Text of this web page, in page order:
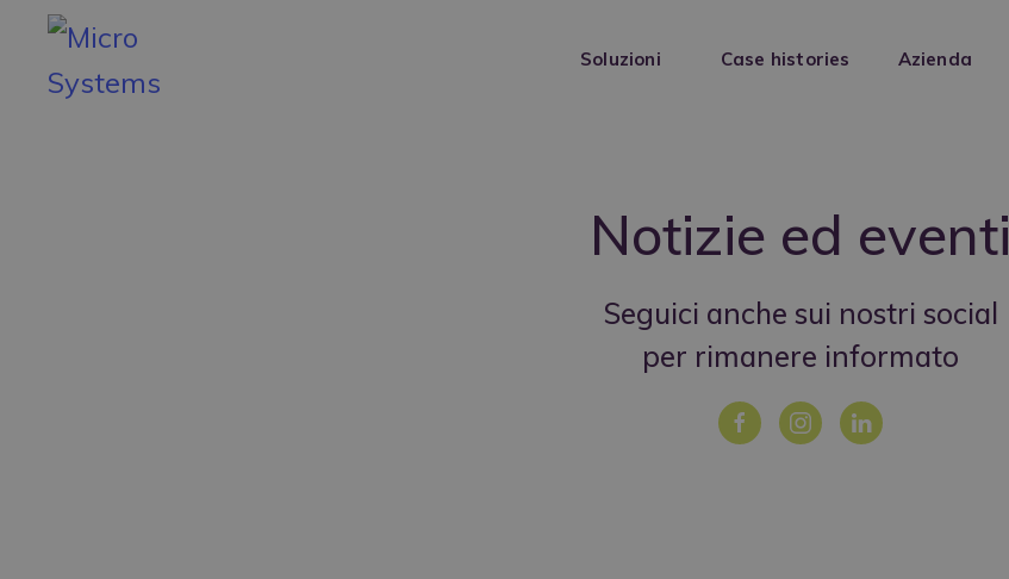
Soluzioni Case histories Azienda
Notizie ed eventi
Seguici anche sui nostri social
per rimanere informato